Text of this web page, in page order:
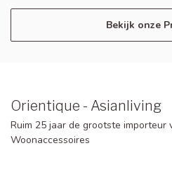
Bekijk onze
Orientique - Asianliving
Ruim 25 jaar de grootste importeur
Woonaccessoires